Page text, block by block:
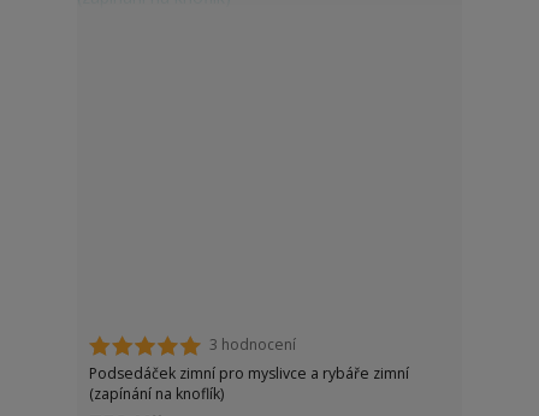
3 hodnocení
Podsedáček zimní pro myslivce a rybáře zimní
(zapínání na knoflík)